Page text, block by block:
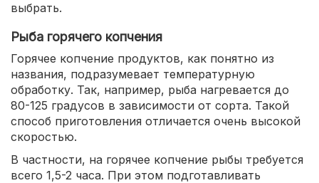
выбрать.
Рыба горячего копчения
Горячее копчение продуктов, как понятно из
названия, подразумевает температурную
обработку. Так, например, рыба нагревается до
80-125 градусов в зависимости от сорта. Такой
способ приготовления отличается очень высокой
скоростью.
В частности, на горячее копчение рыбы требуется
всего 1,5-2 часа. При этом подготавливать